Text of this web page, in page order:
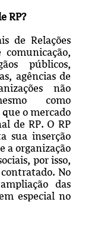
RP?
de Relações
públicos,
agências de
não
como
o mercado
de RP. O RP
sua inserção
a organização
por isso,
No
das
especial no